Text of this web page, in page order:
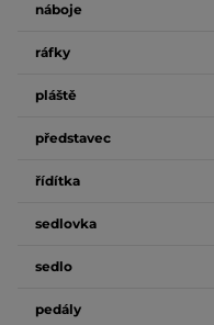
náboje
ráfky
pláště
představec
řídítka
sedlovka
sedlo
pedály